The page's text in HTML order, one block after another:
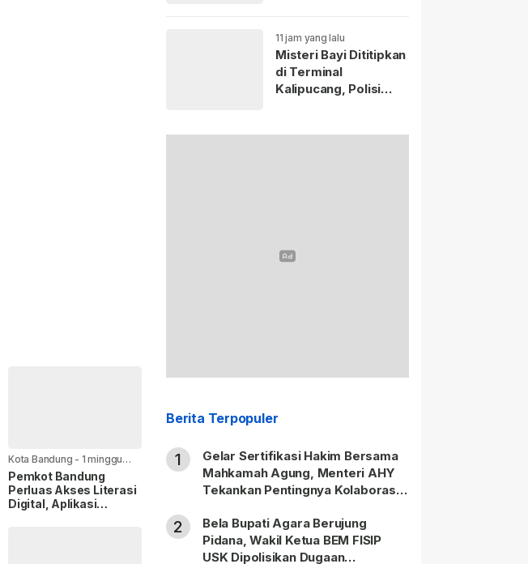
Kota Bandung - 1 minggu
yang lalu
Pemkot Bandung
Perluas Akses Literasi
Digital, Aplikasi
11 jam yang lalu
Misteri Bayi Dititipkan
di Terminal
Kalipucang, Polisi
Berita Terpopuler
1
Gelar Sertifikasi Hakim Bersama
Mahkamah Agung, Menteri AHY
Tekankan Pentingnya Kolaborasi
Masyarakat
2
Bela Bupati Agara Berujung
Pidana, Wakil Ketua BEM FISIP
USK Dipolisikan Dugaan